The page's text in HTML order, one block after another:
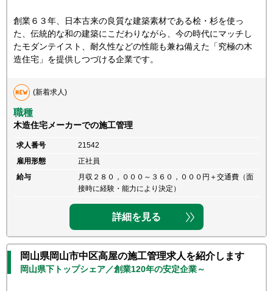
創業６３年、日本古来の良質な建築素材である桧・杉を使っ
た、伝統的な和の建築にこだわりながら、今の時代にマッチし
たモダンテイスト、耐久性などの性能も兼ね備えた「究極の木
造住宅」を提供しつづける企業です。
(新着求人)
職種
木造住宅メーカーでの施工管理
求人番号
21542
雇用形態
正社員
給与
月収２８０，０００～３６０，０００円＋交通費（面
接時に経験・能力により決定）
詳細を見る
岡山県岡山市中区高屋の施工管理求人を紹介します
岡山県下トップシェア／創業120年の安定企業～